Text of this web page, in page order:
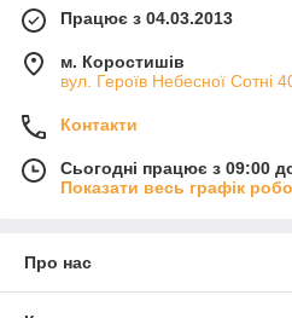
Працює з 04.03.2013
м. Коростишів
вул. Героїв Небесної Сотні
Контакти
Сьогодні працює з 09:00
Показати весь графік
Про нас